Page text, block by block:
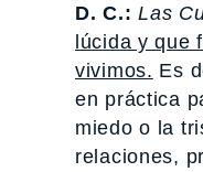
D. C.: Las
lúcida y que
vivimos. Es
en práctica
miedo o la
relaciones,